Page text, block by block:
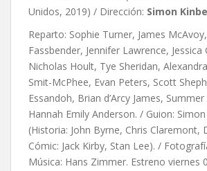
Unidos, 2019) / Dirección: Simon
Reparto: Sophie Turner, James
Fassbender, Jennifer Lawrence, Jessica
Nicholas Hoult, Tye Sheridan,
Smit-McPhee, Evan Peters, Scott
Essandoh, Brian d’Arcy James,
Hannah Emily Anderson. / Guion:
(Historia: John Byrne, Chris Claremont,
Cómic: Jack Kirby, Stan Lee). /
Música: Hans Zimmer. Estreno viernes